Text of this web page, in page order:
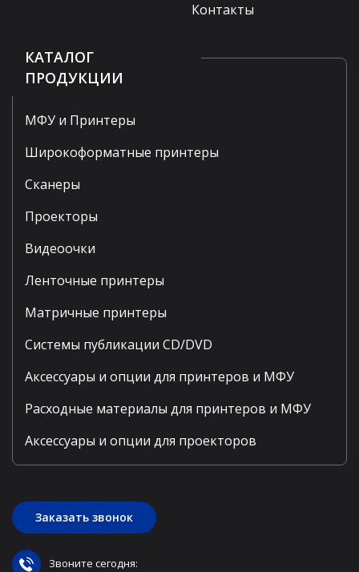
Контакты
КАТАЛОГ
ПРОДУКЦИИ
МФУ и Принтеры
Широкоформатные принтеры
Сканеры
Проекторы
Видеоочки
Ленточные принтеры
Матричные принтеры
Системы публикации CD/DVD
Аксессуары и опции для принтеров и МФУ
Расходные материалы для принтеров и МФУ
Аксессуары и опции для проекторов
Заказать звонок
Звоните сегодня: